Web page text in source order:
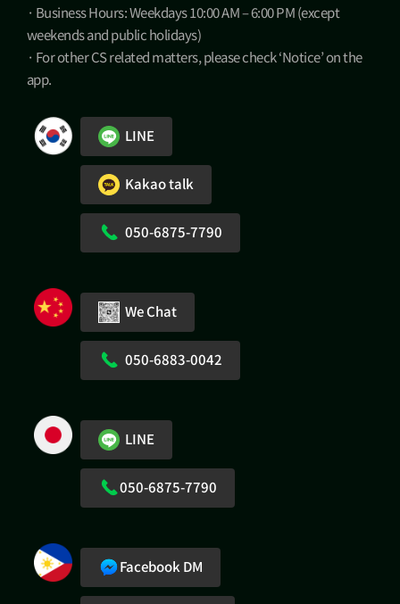
· Business Hours: Weekdays 10:00 AM – 6:00 PM (except
weekends and public holidays)
· For other CS related matters, please check ‘Notice’ on the
app.
LINE
Kakao talk
050-6875-7790
We Chat
050-6883-0042
LINE
050-6875-7790
Facebook DM